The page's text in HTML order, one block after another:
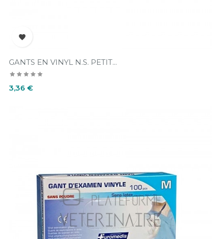

GANTS EN VINYL N.S. PETIT...
Prix
3,36 €